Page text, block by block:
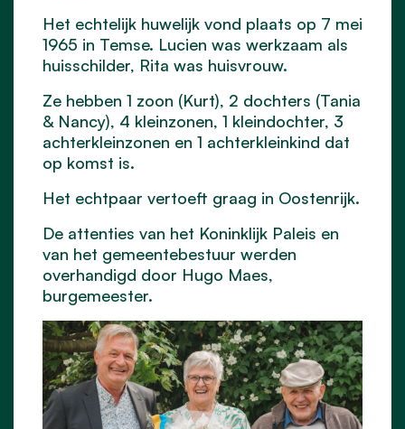
Het echtelijk huwelijk vond plaats op 7 mei
1965 in Temse. Lucien was werkzaam als
huisschilder, Rita was huisvrouw.
Ze hebben 1 zoon (Kurt), 2 dochters (Tania
& Nancy), 4 kleinzonen, 1 kleindochter, 3
achterkleinzonen en 1 achterkleinkind dat
op komst is.
Het echtpaar vertoeft graag in Oostenrijk.
De attenties van het Koninklijk Paleis en
van het gemeentebestuur werden
overhandigd door Hugo Maes,
burgemeester.